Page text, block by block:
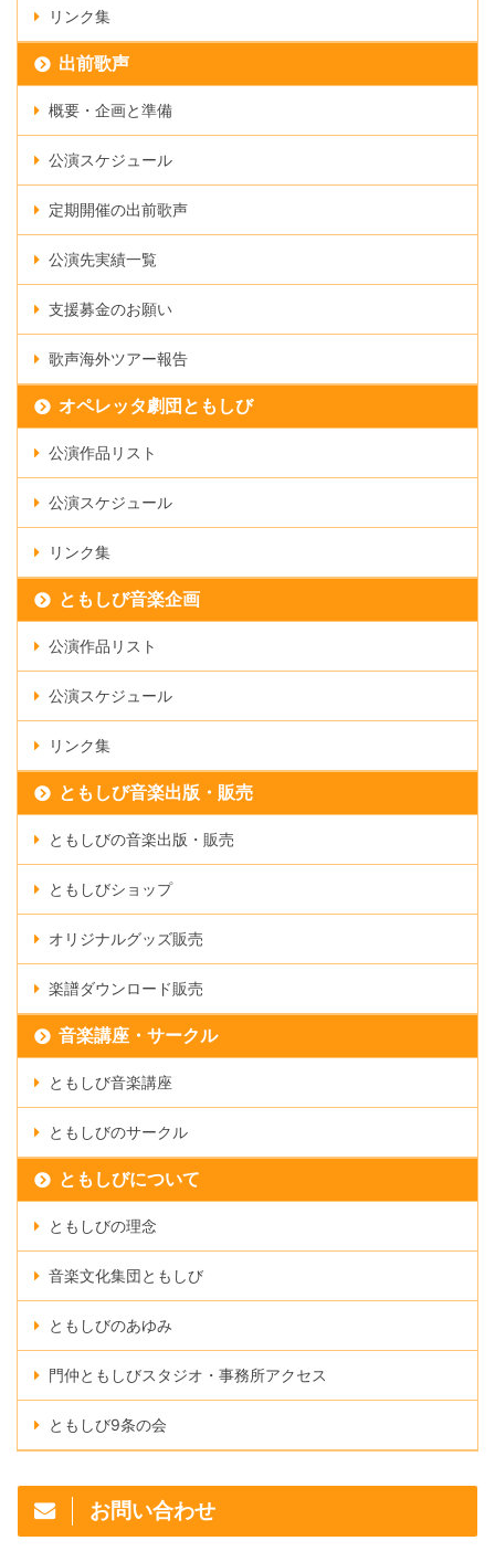
リンク集
出前歌声
概要・企画と準備
公演スケジュール
定期開催の出前歌声
公演先実績一覧
支援募金のお願い
歌声海外ツアー報告
オペレッタ劇団ともしび
公演作品リスト
公演スケジュール
リンク集
ともしび音楽企画
公演作品リスト
公演スケジュール
リンク集
ともしび音楽出版・販売
ともしびの音楽出版・販売
ともしびショップ
オリジナルグッズ販売
楽譜ダウンロード販売
音楽講座・サークル
ともしび音楽講座
ともしびのサークル
ともしびについて
ともしびの理念
音楽文化集団ともしび
ともしびのあゆみ
門仲ともしびスタジオ・事務所アクセス
ともしび9条の会
お問い合わせ